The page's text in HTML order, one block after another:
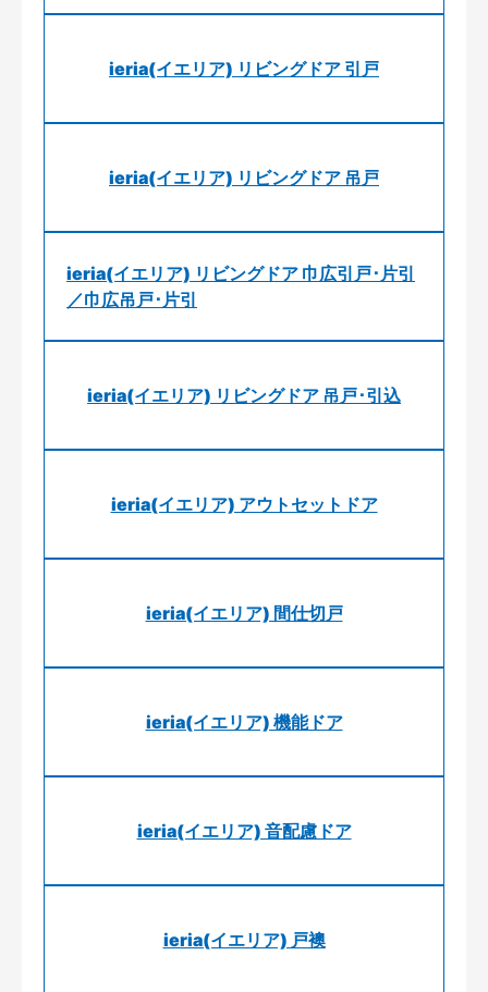
ieria(イエリア) リビングドア 引戸
ieria(イエリア) リビングドア 吊戸
ieria(イエリア) リビングドア 巾広引戸･片引
／巾広吊戸･片引
ieria(イエリア) リビングドア 吊戸･引込
ieria(イエリア) アウトセットドア
ieria(イエリア) 間仕切戸
ieria(イエリア) 機能ドア
ieria(イエリア) 音配慮ドア
ieria(イエリア) 戸襖